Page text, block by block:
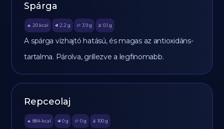
Spárga
🔥 20 kcal 🥩 2.2 g 🥔 3.9g 🫒 0.1 g
A spárga vízhajtó hatású, és magas az antioxidáns-
tartalma. Párolva, grillezve a legfinomabb.
Repceolaj
🔥 884 kcal 🥩 0 g 🥔 0g 🫒 100 g